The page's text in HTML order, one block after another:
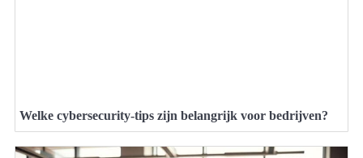
Welke cybersecurity-tips zijn belangrijk voor bedrijven?